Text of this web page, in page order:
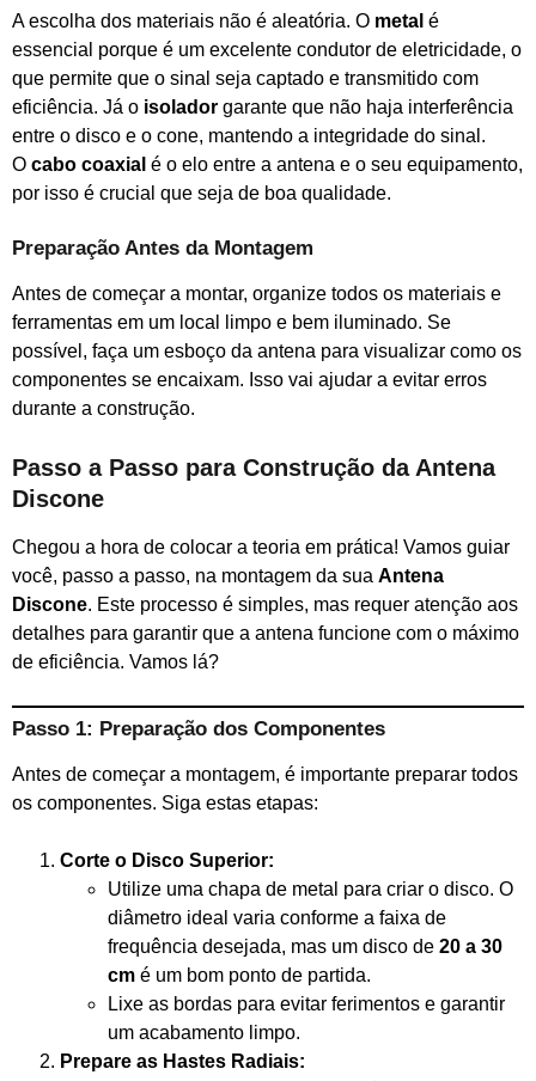
A escolha dos materiais não é aleatória. O metal é
essencial porque é um excelente condutor de eletricidade, o
que permite que o sinal seja captado e transmitido com
eficiência. Já o isolador garante que não haja interferência
entre o disco e o cone, mantendo a integridade do sinal.
O cabo coaxial é o elo entre a antena e o seu equipamento,
por isso é crucial que seja de boa qualidade.
Preparação Antes da Montagem
Antes de começar a montar, organize todos os materiais e
ferramentas em um local limpo e bem iluminado. Se
possível, faça um esboço da antena para visualizar como os
componentes se encaixam. Isso vai ajudar a evitar erros
durante a construção.
Passo a Passo para Construção da Antena
Discone
Chegou a hora de colocar a teoria em prática! Vamos guiar
você, passo a passo, na montagem da sua Antena
Discone. Este processo é simples, mas requer atenção aos
detalhes para garantir que a antena funcione com o máximo
de eficiência. Vamos lá?
Passo 1: Preparação dos Componentes
Antes de começar a montagem, é importante preparar todos
os componentes. Siga estas etapas:
Corte o Disco Superior:
Utilize uma chapa de metal para criar o disco. O
diâmetro ideal varia conforme a faixa de
frequência desejada, mas um disco de 20 a 30
cm é um bom ponto de partida.
Lixe as bordas para evitar ferimentos e garantir
um acabamento limpo.
Prepare as Hastes Radiais: